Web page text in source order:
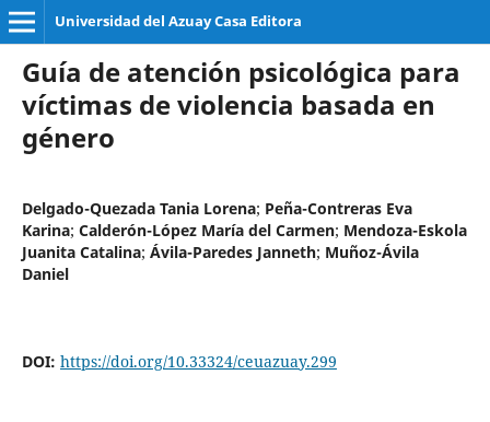
Universidad del Azuay Casa Editora
Guía de atención psicológica para
víctimas de violencia basada en
género
Delgado-Quezada Tania Lorena; Peña-Contreras Eva
Karina; Calderón-López María del Carmen; Mendoza-Eskola
Juanita Catalina; Ávila-Paredes Janneth; Muñoz-Ávila
Daniel
DOI: https://doi.org/10.33324/ceuazuay.299